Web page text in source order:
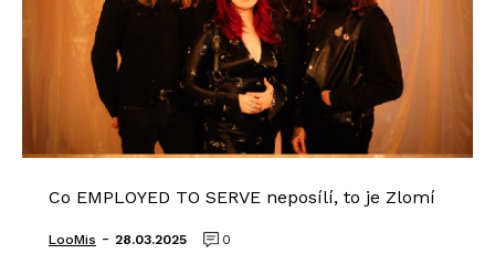
Co EMPLOYED TO SERVE neposílí, to je Zlomí
LooMis - 28.03.2025 0